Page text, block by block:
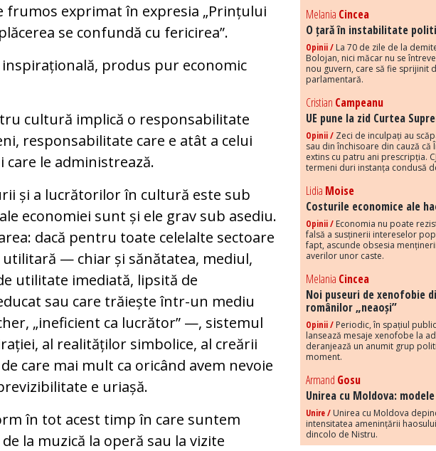
exprimat în expresia „Prințului
se confundă cu fericirea”.
produs pur economic
cultură implică o responsabilitate
responsabilitate care e atât a celui
care le administrează.
și a lucrătorilor în cultură este sub
economiei sunt și ele grav sub asediu.
dacă pentru toate celelalte sectoare
— chiar și sănătatea, mediul,
utilitate imediată, lipsită de
sau care trăiește într-un mediu
„ineficient ca lucrător” —, sistemul
al realităților simbolice, al creării
care mai mult ca oricând avem nevoie
e uriașă.
în tot acest timp în care suntem
la muzică la operă sau la vizite
Melania Cincea
O țară în instabilitate
Opinii / La 70 de zile de la
Bolojan, nici măcar nu se
nou guvern, care să fie sprijinit
parlamentară.
Cristian Campeanu
UE pune la zid Curtea
Opinii / Zeci de inculpați au
sau din închisoare din cauză că
extins cu patru ani prescripția.
termeni duri instanța condusă
Lidia Moise
Costurile economice ale
Opinii / Economia nu poate
falsă a susținerii intereselor
fapt, ascunde obsesia
averilor unor caste.
Melania Cincea
Noi puseuri de xenofobie
românilor „neaoși”
Opinii / Periodic, în spațiul
lansează mesaje xenofobe la
deranjează un anumit grup
moment.
Armand Gosu
Unirea cu Moldova:
Unire / Unirea cu Moldova
intensitatea amenințării
dincolo de Nistru.